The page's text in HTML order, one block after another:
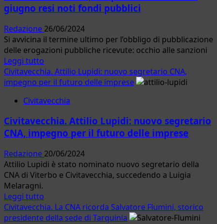
Montalto
Castro:
focus
su
rappresentanza
e
formazione
giugno resi noti fondi pubblici
Redazione 26/06/2024
Si avvicina il termine ultimo per l’obbligo di pubblicazione
delle erogazioni pubbliche ricevute: occhio alle sanzioni
Leggi tutto
di
più
Civitavecchia.
trasparenza:
entro
30
giugno
resi
fondi
pubblici
Civitavecchia. Attilio Lupidi: nuovo segretario CNA,
impegno per il futuro delle imprese
Civitavecchia
Civitavecchia. Attilio Lupidi: nuovo segretario
CNA, impegno per il futuro delle imprese
Redazione 20/06/2024
Attilio Lupidi è stato nominato nuovo segretario della
CNA di Viterbo e Civitavecchia, succedendo a Luigia
Melaragni.
Leggi tutto
di
più
Civitavecchia. La CNA ricorda Salvatore Flumini, storico
presidente della sede di Tarquinia